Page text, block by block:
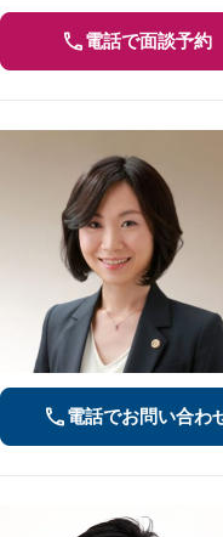
電話で面談予約
電話でお問い合わ